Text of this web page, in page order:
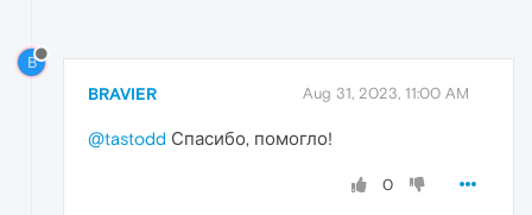
B
BRAVIER Aug 31, 2023, 11:00 AM
@tastodd Спасибо, помогло!
0